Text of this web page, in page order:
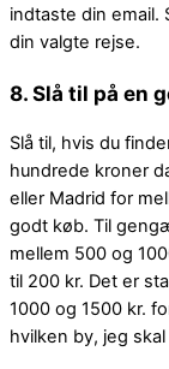
indtaste din email.
din valgte rejse.
8. Slå til på en
Slå til, hvis du
hundrede kroner
eller Madrid for
godt køb. Til
mellem 500 og
til 200 kr. Det er
1000 og 1500 kr.
hvilken by, jeg skal